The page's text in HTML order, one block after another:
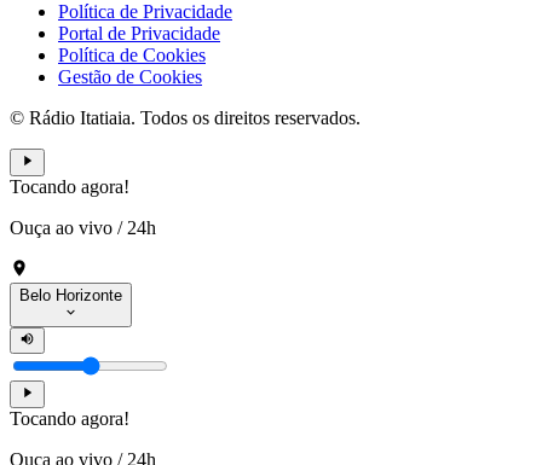
Política de Privacidade
Portal de Privacidade
Política de Cookies
Gestão de Cookies
© Rádio Itatiaia. Todos os direitos reservados.
Tocando agora!
Ouça ao vivo / 24h
Belo Horizonte
Tocando agora!
Ouça ao vivo / 24h